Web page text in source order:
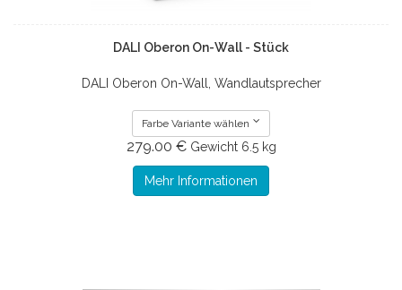
DALI Oberon On-Wall - Stück
DALI Oberon On-Wall, Wandlautsprecher
Farbe Variante wählen
279.00 € Gewicht 6.5 kg
Mehr Informationen